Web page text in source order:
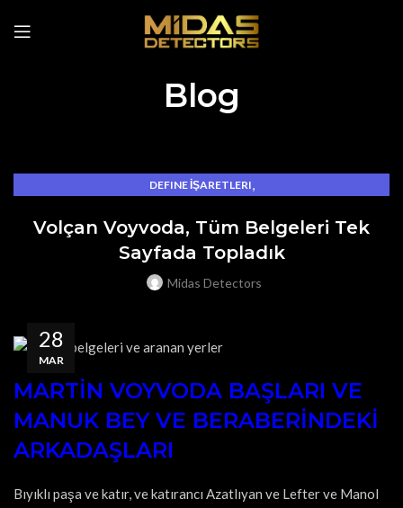
Blog
DEFINE İŞARETLERI,
EŞKIYA GÖMÜLERI
Volçan Voyvoda, Tüm Belgeleri Tek
Sayfada Topladık
Midas Detectors
28
MAR
MARTİN VOYVODA BAŞLARI VE
MANUK BEY VE BERABERİNDEKİ
ARKADAŞLARI
Bıyıklı paşa ve katır, ve katırancı Azatlıyan ve Lefter ve Manol